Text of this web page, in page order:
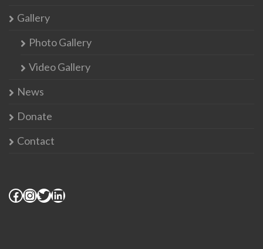
Gallery
Photo Gallery
Video Gallery
News
Donate
Contact